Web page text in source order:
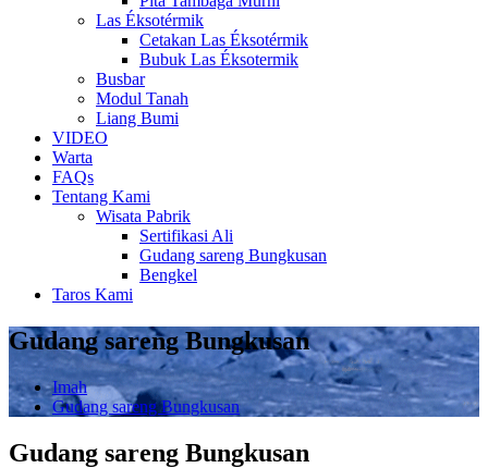
Las Éksotérmik
Cetakan Las Éksotérmik
Bubuk Las Éksotermik
Busbar
Modul Tanah
Liang Bumi
VIDEO
Warta
FAQs
Tentang Kami
Wisata Pabrik
Sertifikasi Ali
Gudang sareng Bungkusan
Bengkel
Taros Kami
Gudang sareng Bungkusan
Imah
Gudang sareng Bungkusan
Gudang sareng Bungkusan